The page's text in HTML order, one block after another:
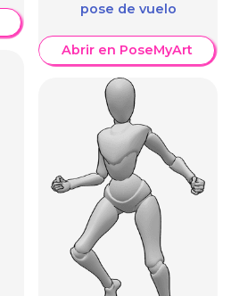
pose de vuelo
Abrir en PoseMyArt